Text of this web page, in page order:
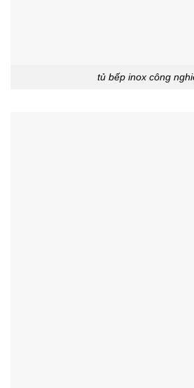
tủ bếp inox công